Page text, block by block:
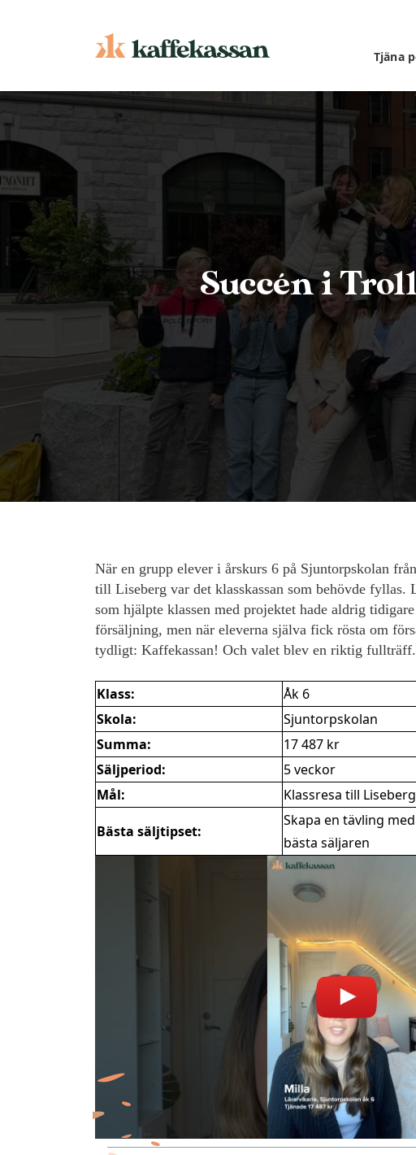
Tjäna
Succén i
När en grupp elever i årskurs 6 på Sjuntorpskolan
till Liseberg var det klasskassan som behövde
som hjälpte klassen med projektet hade aldrig
försäljning, men när eleverna själva fick rösta om
tydligt: Kaffekassan! Och valet blev en riktig fullträff.
Klass:
Åk 6
Skola:
Sjuntorpskolan
Summa:
17 487 kr
Säljperiod:
5 veckor
Mål:
Klassresa till Liseberg
Bästa säljtipset:
Skapa en tävling
bästa säljaren